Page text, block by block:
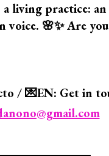
living practice:
🌸✨ Are
/ 💌EN: Get in